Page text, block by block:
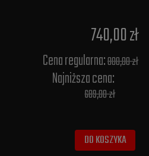
740,00 zł
Cena regularna:800,00 zł
Najniższa cena:
689,00 zł
DO KOSZYKA